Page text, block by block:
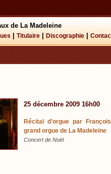
de La Madeleine
Titulaire Discographie
25 décembre 2009 16h00
Récital d'orgue par
grand orgue de La Madeleine
Concert de Noël